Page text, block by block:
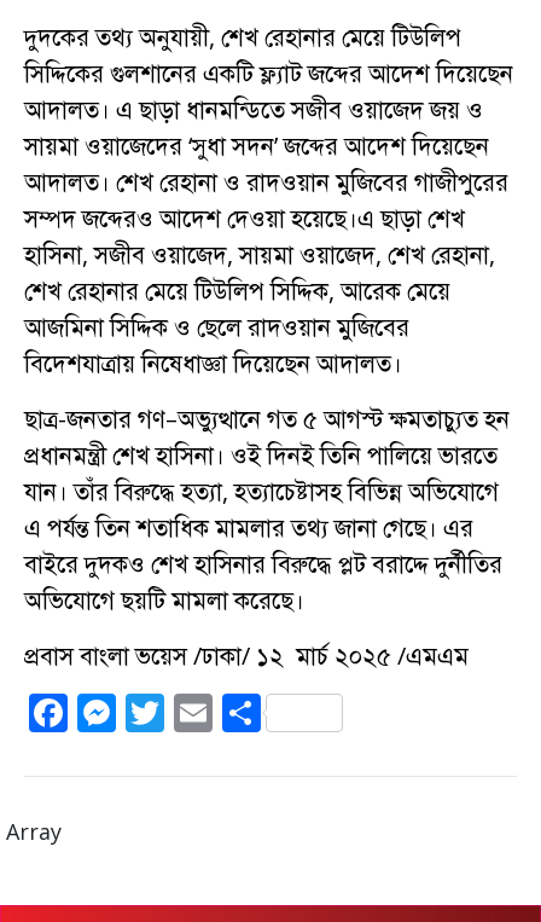
দুদকের তথ্য অনুযায়ী, শেখ রেহানার মেয়ে টিউলিপ
সিদ্দিকের গুলশানের একটি ফ্ল্যাট জব্দের আদেশ দিয়েছেন
আদালত। এ ছাড়া ধানমন্ডিতে সজীব ওয়াজেদ জয় ও
সায়মা ওয়াজেদের ‘সুধা সদন’ জব্দের আদেশ দিয়েছেন
আদালত। শেখ রেহানা ও রাদওয়ান মুজিবের গাজীপুরের
সম্পদ জব্দেরও আদেশ দেওয়া হয়েছে।এ ছাড়া শেখ
হাসিনা, সজীব ওয়াজেদ, সায়মা ওয়াজেদ, শেখ রেহানা,
শেখ রেহানার মেয়ে টিউলিপ সিদ্দিক, আরেক মেয়ে
আজমিনা সিদ্দিক ও ছেলে রাদওয়ান মুজিবের
বিদেশযাত্রায় নিষেধাজ্ঞা দিয়েছেন আদালত।
ছাত্র-জনতার গণ–অভ্যুত্থানে গত ৫ আগস্ট ক্ষমতাচ্যুত হন
প্রধানমন্ত্রী শেখ হাসিনা। ওই দিনই তিনি পালিয়ে ভারতে
যান। তাঁর বিরুদ্ধে হত্যা, হত্যাচেষ্টাসহ বিভিন্ন অভিযোগে
এ পর্যন্ত তিন শতাধিক মামলার তথ্য জানা গেছে। এর
বাইরে দুদকও শেখ হাসিনার বিরুদ্ধে প্লট বরাদ্দে দুর্নীতির
অভিযোগে ছয়টি মামলা করেছে।
প্রবাস বাংলা ভয়েস /ঢাকা/ ১২ মার্চ ২০২৫ /এমএম
F
c
o
M
ss
g
T
it
E
ai
S
a
Array